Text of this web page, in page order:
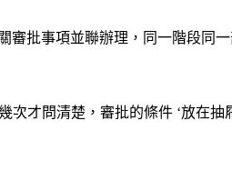
審批事項並聯辦理，同一階段同
次才問清楚，審批的條件 ‘放在抽